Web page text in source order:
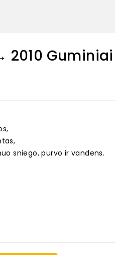
2010 Guminiai
sniego, purvo ir vandens.